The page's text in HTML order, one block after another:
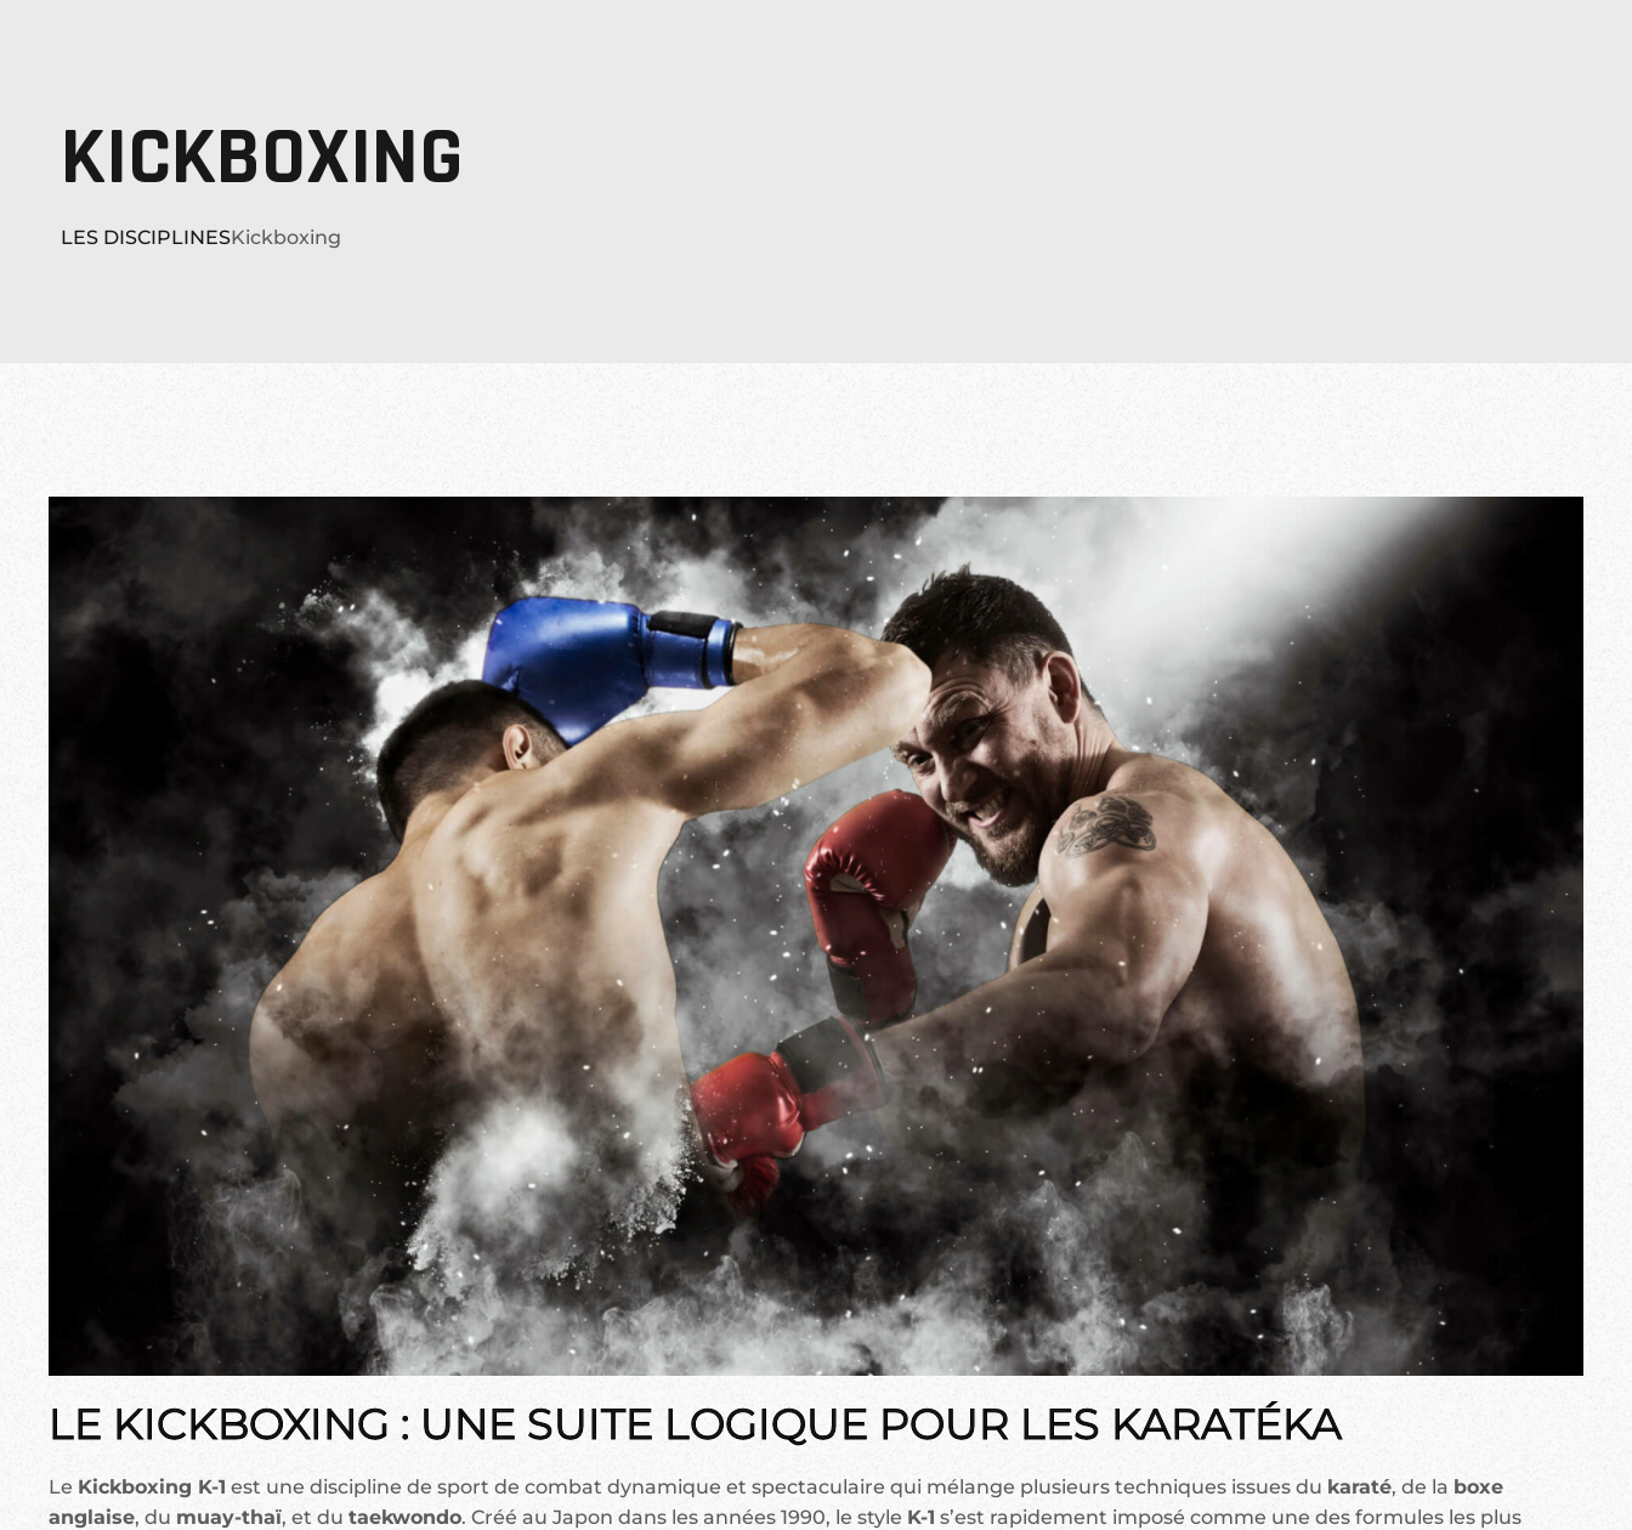
KICKBOXING
LES DISCIPLINESKickboxing
LE KICKBOXING : UNE SUITE LOGIQUE POUR LES KARATÉKA
Le Kickboxing K-1 est une discipline de sport de combat dynamique et spectaculaire qui mélange plusieurs techniques issues du karaté, de la boxe
anglaise, du muay-thaï, et du taekwondo. Créé au Japon dans les années 1990, le style K-1 s’est rapidement imposé comme une des formules les plus